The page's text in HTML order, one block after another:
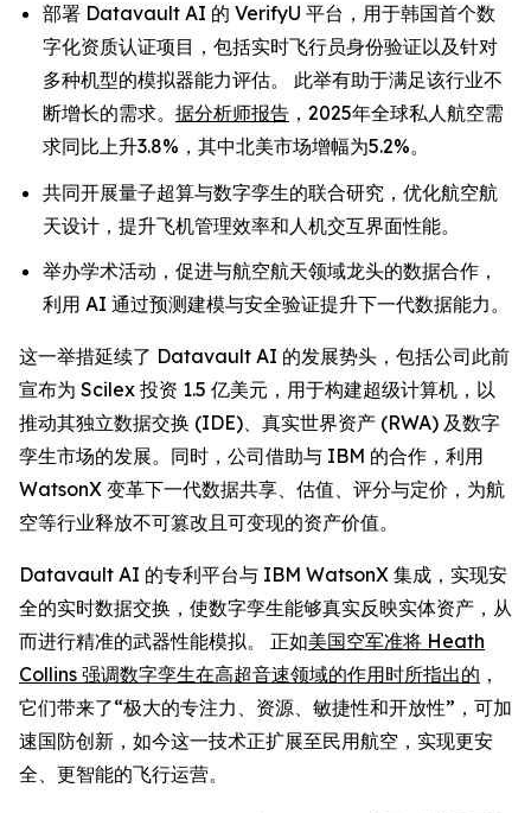
部署 Datavault AI 的 VerifyU 平台，用于韩国首个数
字化资质认证项目，包括实时飞行员身份验证以及针对
多种机型的模拟器能力评估。 此举有助于满足该行业不
断增长的需求。 据分析师报告 ，2025年全球私人航空需
求同比上升3.8%，其中北美市场增幅为5.2%。
共同开展量子超算与数字孪生的联合研究，优化航空航
天设计，提升飞机管理效率和人机交互界面性能。
举办学术活动，促进与航空航天领域龙头的数据合作，
利用 AI 通过预测建模与安全验证提升下一代数据能力。
这一举措延续了 Datavault AI 的发展势头，包括公司此前
宣布为 Scilex 投资 1.5 亿美元，用于构建超级计算机，以
推动其独立数据交换 (IDE)、真实世界资产 (RWA) 及数字
孪生市场的发展。同时，公司借助与 IBM 的合作，利用
WatsonX 变革下一代数据共享、估值、评分与定价，为航
空等行业释放不可篡改且可变现的资产价值。
Datavault AI 的专利平台与 IBM WatsonX 集成，实现安
全的实时数据交换，使数字孪生能够真实反映实体资产，从
而进行精准的武器性能模拟。 正如美国空军准将 Heath
Collins 强调数字孪生在高超音速领域的作用时所指出的 ，
它们带来了“极大的专注力、资源、敏捷性和开放性”，可加
速国防创新，如今这一技术正扩展至民用航空，实现更安
全、更智能的飞行运营。